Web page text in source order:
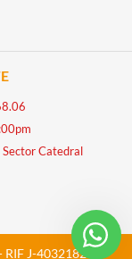
Sector Catedral
RIF J-40321828-5 -